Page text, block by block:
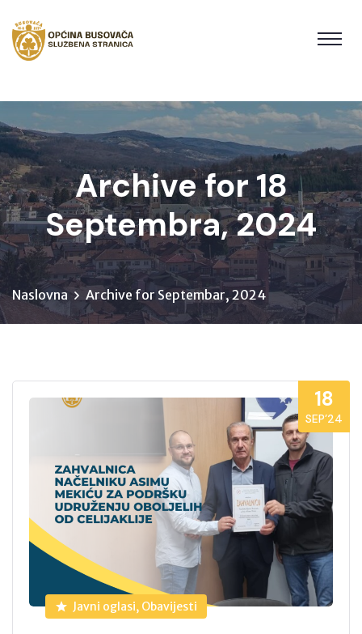
Archive for 18
Septembra, 2024
Naslovna Archive for Septembar, 2024
18
SEP’24
Javni oglasi, Obavijesti